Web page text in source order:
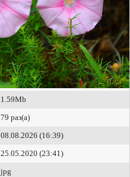
1.59Mb
79 раз(а)
08.08.2026 (16:39)
25.05.2020 (23:41)
jpg